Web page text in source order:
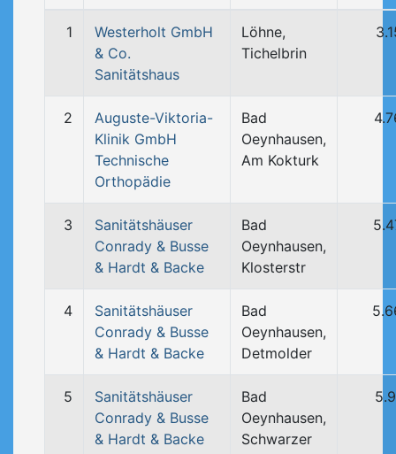
1
Westerholt GmbH
& Co.
Sanitätshaus
Löhne,
Tichelbrin
2
Auguste-Viktoria-
Klinik GmbH
Technische
Orthopädie
Bad
Oeynhausen,
Am Kokturk
3
Sanitätshäuser
Conrady & Busse
& Hardt & Backe
Bad
Oeynhausen,
Klosterstr
4
Sanitätshäuser
Conrady & Busse
& Hardt & Backe
Bad
Oeynhausen,
Detmolder
5
Sanitätshäuser
Conrady & Busse
& Hardt & Backe
Bad
Oeynhausen,
Schwarzer